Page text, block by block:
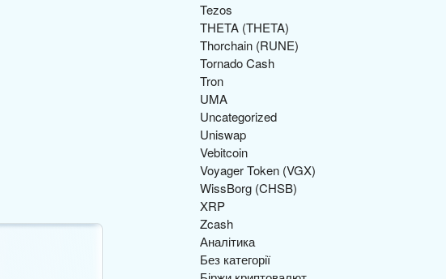
Tezos
THETA (THETA)
Thorchain (RUNE)
Tornado Cash
Tron
UMA
Uncategorized
Uniswap
Vebitcoin
Voyager Token (VGX)
WissBorg (CHSB)
XRP
Zcash
Аналітика
Без категорії